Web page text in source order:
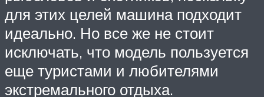
для этих целей машина подходит
идеально. Но все же не стоит
исключать, что модель пользуется
еще туристами и любителями
экстремального отдыха.